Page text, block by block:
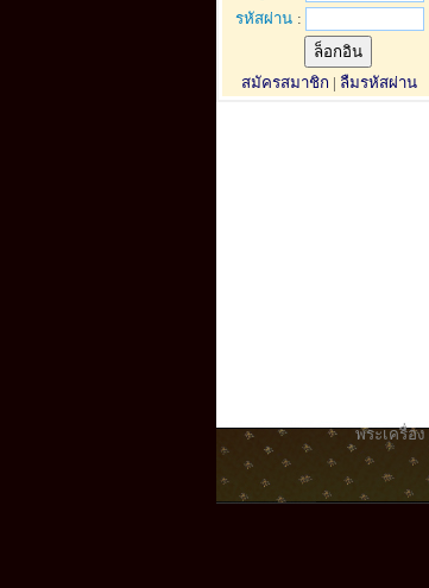
รหัสผ่าน :
สมัครสมาชิก | ลืมรหัสผ่าน
พระเครื่อง